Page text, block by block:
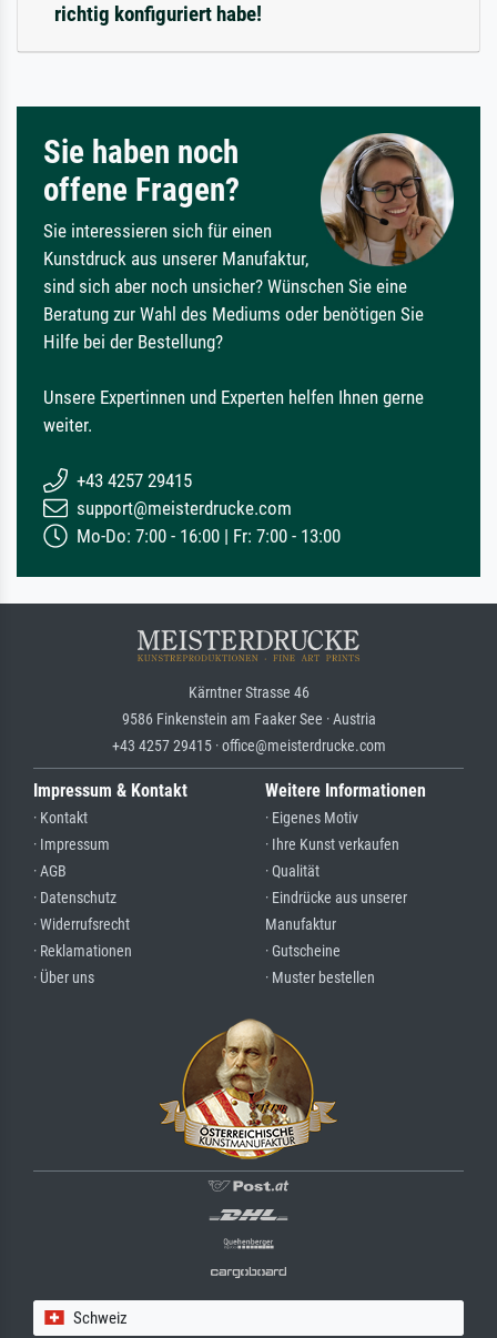
richtig konfiguriert habe!
Sie haben noch
offene Fragen?
Sie interessieren sich für einen
Kunstdruck aus unserer Manufaktur,
sind sich aber noch unsicher? Wünschen Sie eine
Beratung zur Wahl des Mediums oder benötigen Sie
Hilfe bei der Bestellung?
Unsere Expertinnen und Experten helfen Ihnen gerne
weiter.
+43 4257 29415
support@meisterdrucke.com
Mo-Do: 7:00 - 16:00 | Fr: 7:00 - 13:00
Kärntner Strasse 46
9586 Finkenstein am Faaker See · Austria
+43 4257 29415 · office@meisterdrucke.com
Impressum & Kontakt
· Kontakt
· Impressum
· AGB
· Datenschutz
· Widerrufsrecht
· Reklamationen
· Über uns
Weitere Informationen
· Eigenes Motiv
· Ihre Kunst verkaufen
· Qualität
· Eindrücke aus unserer
Manufaktur
· Gutscheine
· Muster bestellen
Schweiz